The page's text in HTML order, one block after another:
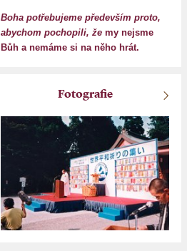
Boha potřebujeme především proto,
abychom pochopili, že my nejsme
Bůh a nemáme si na něho hrát.
Fotografie